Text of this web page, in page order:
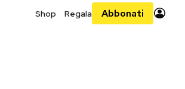
Shop Regala Abbonati